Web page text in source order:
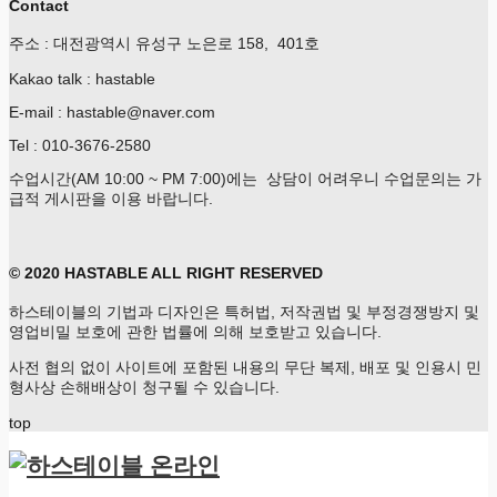
Contact
주소 : 대전광역시 유성구 노은로 158, 401호
Kakao talk : hastable
E-mail : hastable@naver.com
Tel : 010-3676-2580
수업시간(AM 10:00 ~ PM 7:00)에는 상담이 어려우니 수업문의는 가
급적 게시판을 이용 바랍니다.
© 2020 HASTABLE ALL RIGHT RESERVED
하스테이블의 기법과 디자인은 특허법, 저작권법 및 부정경쟁방지 및
영업비밀 보호에 관한 법률에 의해 보호받고 있습니다.
사전 협의 없이 사이트에 포함된 내용의 무단 복제, 배포 및 인용시 민
형사상 손해배상이 청구될 수 있습니다.
top